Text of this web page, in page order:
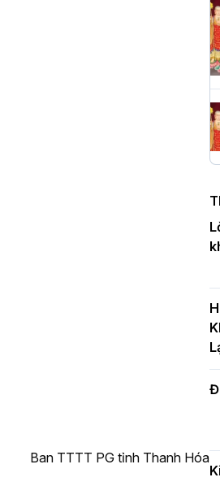
Ban TTTT PG tỉnh Thanh Hóa